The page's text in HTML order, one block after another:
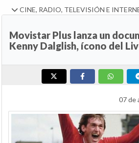
CINE, RADIO, TELEVISIÓN E
Movistar Plus lanza un
Kenny Dalglish, ícono del
07 de